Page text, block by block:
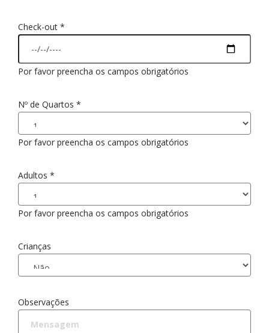
Check-out *
Por favor preencha os campos obrigatórios
Nº de Quartos *
Por favor preencha os campos obrigatórios
Adultos *
Por favor preencha os campos obrigatórios
Crianças
Observações